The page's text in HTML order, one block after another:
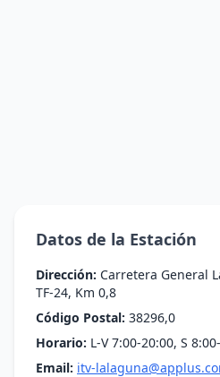
Datos de la Estación
Dirección: Carretera General
TF-24, Km 0,8
Código Postal: 38296,0
Horario: L-V 7:00-20:00, S
Email: itv-